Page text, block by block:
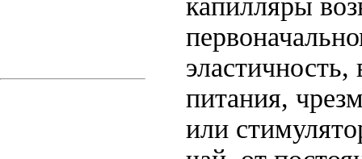
капилляры
питания,
или